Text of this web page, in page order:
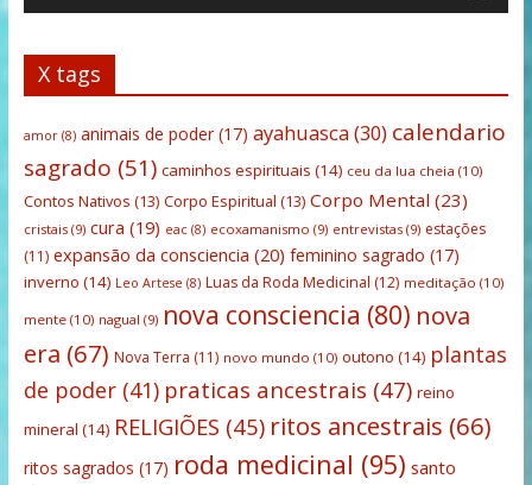
X tags
amor(8) animais de poder(17) ayahuasca(30) calendario
sagrado (51) caminhos espirituais (14) ceu da lua cheia (10)
Contos Nativos (13) Corpo Espiritual (13) Corpo Mental (23)
cristais(9) cura (19) eac(8) ecoxamanismo (9) entrevistas(9) estações
(11) expansão da consciencia (20) feminino sagrado (17)
inverno (14) Leo Artese (8) Luas da Roda Medicinal (12) meditação (10)
mente(10) nagual (9) nova consciencia (80) nova
era (67) Nova Terra (11) novo mundo (10) outono (14) plantas
de poder(41) praticas ancestrais (47) reino
mineral (14) RELIGIÕES (45) ritos ancestrais (66)
ritos sagrados (17) roda medicinal (95) santo